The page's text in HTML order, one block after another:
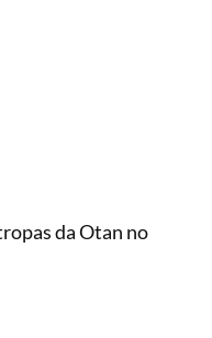
da Otan no